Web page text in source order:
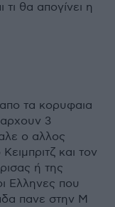
θα απογίνει η
απο τα κορυφαια
3
ο αλλος
και τον
ή της
Ελληνες που
πανε στην Μ